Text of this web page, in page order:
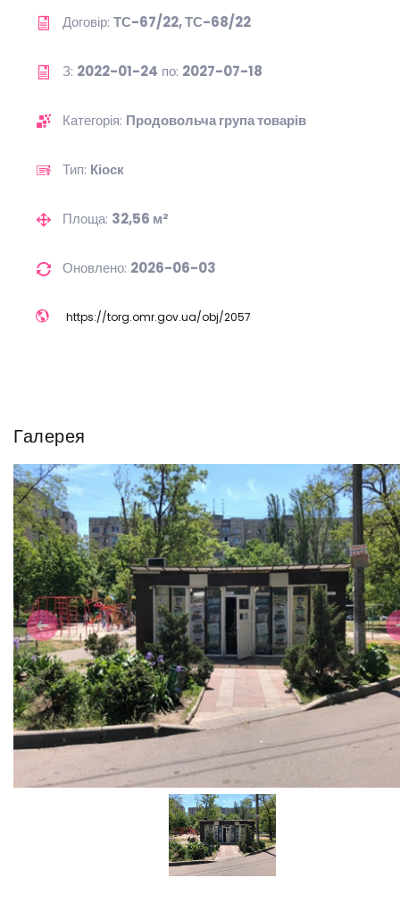
Договір: ТС-67/22, ТС-68/22
З: 2022-01-24 по: 2027-07-18
Категорія: Продовольча група товарів
Тип: Кіоск
Площа: 32,56 м²
Оновлено: 2026-06-03
https://torg.omr.gov.ua/obj/2057
Галерея
Previous